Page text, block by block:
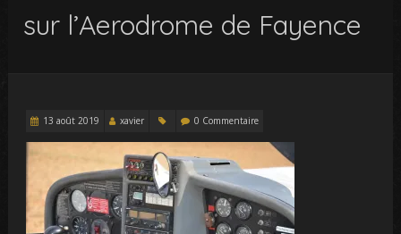
sur l’Aerodrome de Fayence
13 août 2019 xavier 0 Commentaire